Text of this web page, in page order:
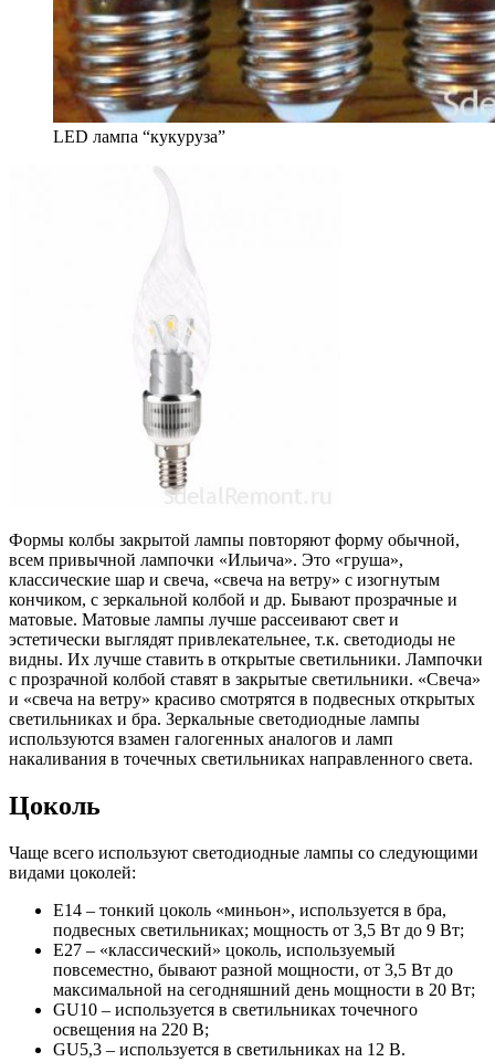
LED лампа “кукуруза”
Формы колбы закрытой лампы повторяют форму обычной,
всем привычной лампочки «Ильича». Это «груша»,
классические шар и свеча, «свеча на ветру» с изогнутым
кончиком, с зеркальной колбой и др. Бывают прозрачные и
матовые. Матовые лампы лучше рассеивают свет и
эстетически выглядят привлекательнее, т.к. светодиоды не
видны. Их лучше ставить в открытые светильники. Лампочки
с прозрачной колбой ставят в закрытые светильники. «Свеча»
и «свеча на ветру» красиво смотрятся в подвесных открытых
светильниках и бра. Зеркальные светодиодные лампы
используются взамен галогенных аналогов и ламп
накаливания в точечных светильниках направленного света.
Цоколь
Чаще всего используют светодиодные лампы со следующими
видами цоколей:
Е14 – тонкий цоколь «миньон», используется в бра,
подвесных светильниках; мощность от 3,5 Вт до 9 Вт;
Е27 – «классический» цоколь, используемый
повсеместно, бывают разной мощности, от 3,5 Вт до
максимальной на сегодняшний день мощности в 20 Вт;
GU10 – используется в светильниках точечного
освещения на 220 В;
GU5,3 – используется в светильниках на 12 В.